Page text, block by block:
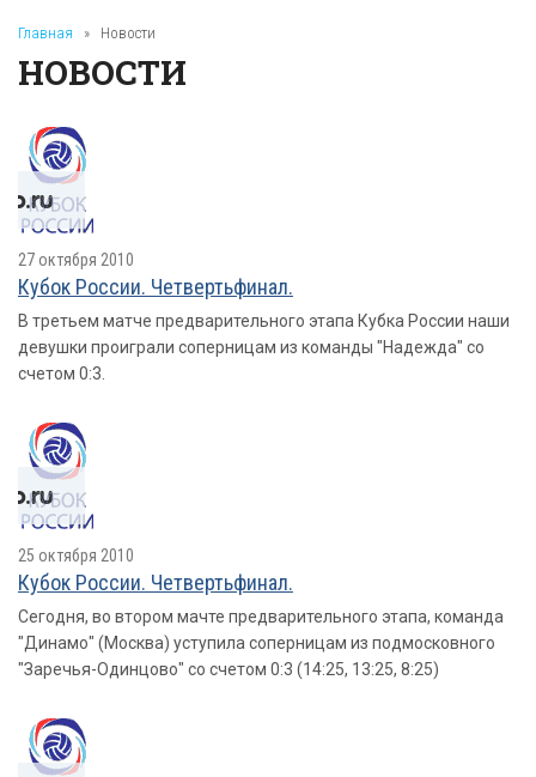
Главная » Новости
НОВОСТИ
27 октября 2010
Кубок России. Четвертьфинал.
В третьем матче предварительного этапа Кубка России наши
девушки проиграли соперницам из команды "Надежда" со
счетом 0:3.
25 октября 2010
Кубок России. Четвертьфинал.
Сегодня, во втором мачте предварительного этапа, команда
"Динамо" (Москва) уступила соперницам из подмосковного
"Заречья-Одинцово" со счетом 0:3 (14:25, 13:25, 8:25)